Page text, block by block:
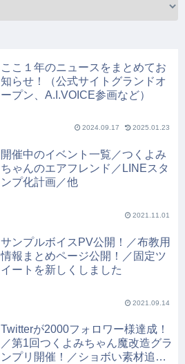
ここ１年のニュースをまとめてお
知らせ！（公式サイトグランドオ
ープン、A.I.VOICE参画など）
2024.09.17 2025.01.23
開催中のイベント一覧／つくよみ
ちゃんのエアフレンド／LINEスタ
ンプ化計画／他
2021.11.01
サンプルボイスPV公開！／布教用
情報まとめページ公開！／固定ツ
イートを新しくしました
2021.09.14
Twitterが2000フォロワー様達成！
／第1回つくよみちゃん魔改造グラ
ンプリ開催！／ショボい素材追加